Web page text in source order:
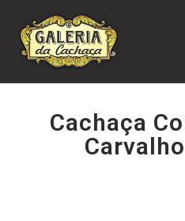
Cachaça